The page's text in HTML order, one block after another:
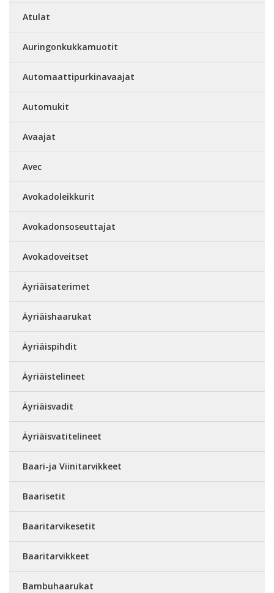
Atulat
Auringonkukkamuotit
Automaattipurkinavaajat
Automukit
Avaajat
Avec
Avokadoleikkurit
Avokadonsoseuttajat
Avokadoveitset
Äyriäisaterimet
Äyriäishaarukat
Äyriäispihdit
Äyriäistelineet
Äyriäisvadit
Äyriäisvatitelineet
Baari-ja Viinitarvikkeet
Baarisetit
Baaritarvikesetit
Baaritarvikkeet
Bambuhaarukat